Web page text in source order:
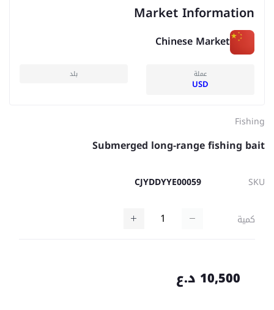
Market Information
Chinese Market
عملة
USD
بلد
Fishing
Submerged long-range fishing bait
SKU
CJYDDYYE00059
كمية
10,500 د.ع